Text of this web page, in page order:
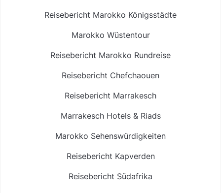
Reisebericht Marokko Königsstädte
Marokko Wüstentour
Reisebericht Marokko Rundreise
Reisebericht Chefchaouen
Reisebericht Marrakesch
Marrakesch Hotels & Riads
Marokko Sehenswürdigkeiten
Reisebericht Kapverden
Reisebericht Südafrika